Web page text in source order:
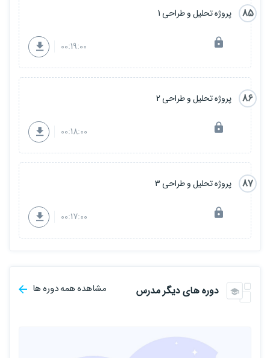
85 پروژه تحلیل و طراحی 1
00:19:00
86 پروژه تحلیل و طراحی 2
00:18:00
87 پروژه تحلیل و طراحی 3
00:17:00
دوره های دیگر مدرس مشاهده همه دوره ها